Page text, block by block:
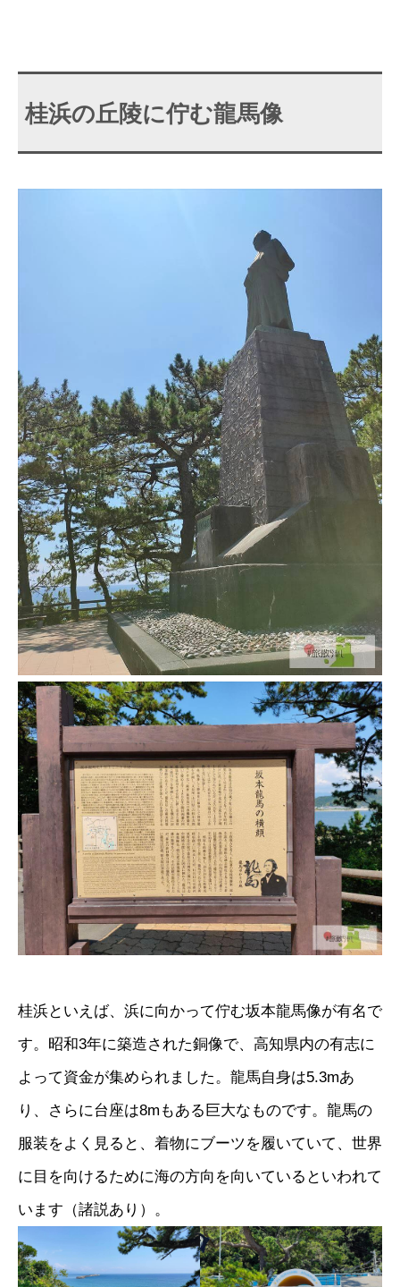
桂浜の丘陵に佇む龍馬像
桂浜といえば、浜に向かって佇む坂本龍馬像が有名で
す。昭和3年に築造された銅像で、高知県内の有志に
よって資金が集められました。龍馬自身は5.3mあ
り、さらに台座は8mもある巨大なものです。龍馬の
服装をよく見ると、着物にブーツを履いていて、世界
に目を向けるために海の方向を向いているといわれて
います（諸説あり）。